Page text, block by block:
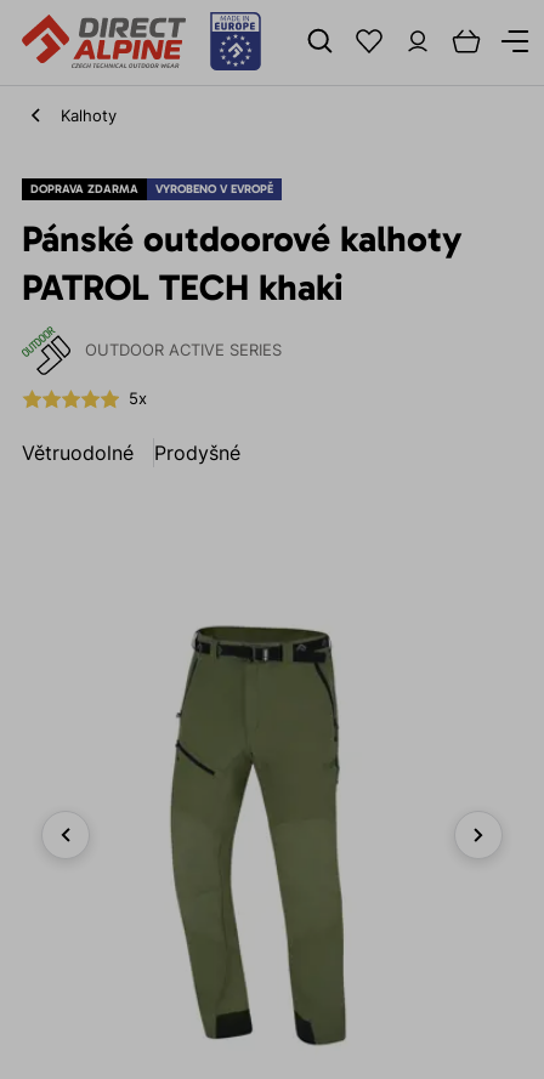
Kalhoty
DOPRAVA ZDARMA VYROBENO V EVROPĚ
Pánské outdoorové kalhoty
PATROL TECH khaki
OUTDOOR ACTIVE SERIES
5x
Větruodolné Prodyšné